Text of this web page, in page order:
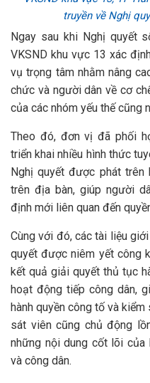
truyền về Nghị
Ngay sau khi Nghị quyết
VKSND khu vực 13 xác
vụ trọng tâm nhằm nâng
chức và người dân về cơ
của các nhóm yếu thế cũng
Theo đó, đơn vị đã phối
triển khai nhiều hình thức
Nghị quyết được phát trên
trên địa bàn, giúp người
định mới liên quan đến
Cùng với đó, các tài liệu
quyết được niêm yết công
kết quả giải quyết thủ tục
hoạt động tiếp công dân,
hành quyền công tố và
sát viên cũng chủ động
những nội dung cốt lõi
và công dân.